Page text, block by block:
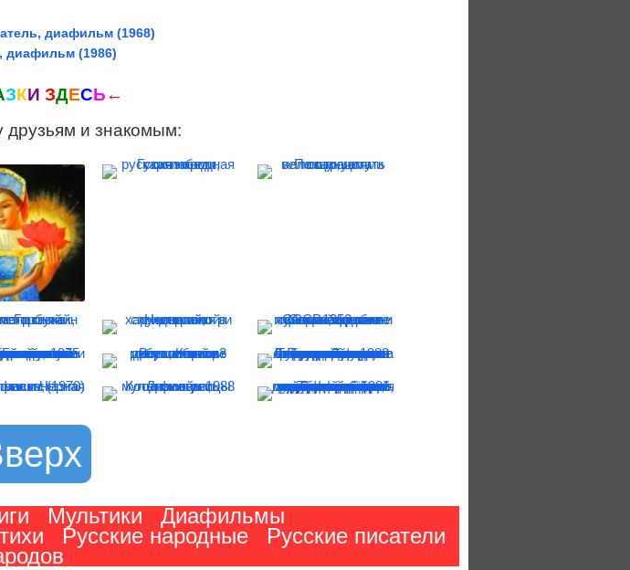
диафильм (1968)
диафильм (1986)
ЗКИ ЗДЕСЬ ←
друзьям и знакомым:
Мультики
Диафильмы
Русские народные
Русские писатели